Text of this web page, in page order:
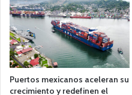
Puertos mexicanos aceleran su
crecimiento y redefinen el